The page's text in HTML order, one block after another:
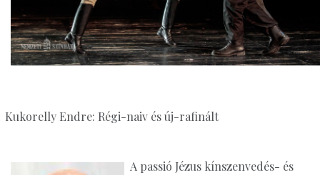
Kukorelly Endre: Régi-naiv és új-rafinált
A passió Jézus kínszenvedés- és